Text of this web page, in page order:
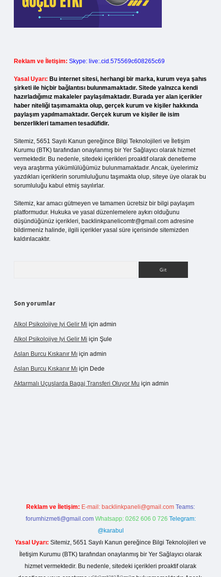
Reklam ve İletişim: Skype: live:.cid.575569c608265c69
Yasal Uyarı: Bu internet sitesi, herhangi bir marka, kurum veya şahıs
şirketi ile hiçbir bağlantısı bulunmamaktadır. Sitede yalnızca kendi
hazırladığımız makaleler paylaşılmaktadır. Burada yer alan içerikler
haber niteliği taşımamakta olup, gerçek kurum ve kişiler hakkında
paylaşım yapılmamaktadır. Gerçek kurum ve kişiler ile isim
benzerlikleri tamamen tesadüfidir.
Sitemiz, 5651 Sayılı Kanun gereğince Bilgi Teknolojileri ve İletişim
Kurumu (BTK) tarafından onaylanmış bir Yer Sağlayıcı olarak hizmet
vermektedir. Bu nedenle, sitedeki içerikleri proaktif olarak denetleme
veya araştırma yükümlülüğümüz bulunmamaktadır. Ancak, üyelerimiz
yazdıkları içeriklerin sorumluluğunu taşımakta olup, siteye üye olarak bu
sorumluluğu kabul etmiş sayılırlar.
Sitemiz, kar amacı gütmeyen ve tamamen ücretsiz bir bilgi paylaşım
platformudur. Hukuka ve yasal düzenlemelere aykırı olduğunu
düşündüğünüz içerikleri, backlinkpanelicomtr@gmail.com adresine
bildirmeniz halinde, ilgili içerikler yasal süre içerisinde sitemizden
kaldırılacaktır.
Son yorumlar
Alkol Psikolojiye Iyi Gelir Mi için admin
Alkol Psikolojiye Iyi Gelir Mi için Şule
Aslan Burcu Kıskanır Mı için admin
Aslan Burcu Kıskanır Mı için Dede
Aktarmalı Uçuşlarda Bagaj Transferi Oluyor Mu için admin
Reklam ve İletişim: E-mail: backlinkpaneli@gmail.com Teams:
forumhizmeti@gmail.com Whatsapp: 0262 606 0 726 Telegram:
@karabul
Yasal Uyarı: Sitemiz, 5651 Sayılı Kanun gereğince Bilgi Teknolojileri ve
İletişim Kurumu (BTK) tarafından onaylanmış bir Yer Sağlayıcı olarak
hizmet vermektedir. Bu nedenle, sitedeki içerikleri proaktif olarak